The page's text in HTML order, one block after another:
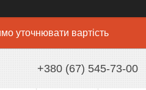
уточнювати вартість
+380 (67) 545-73-00